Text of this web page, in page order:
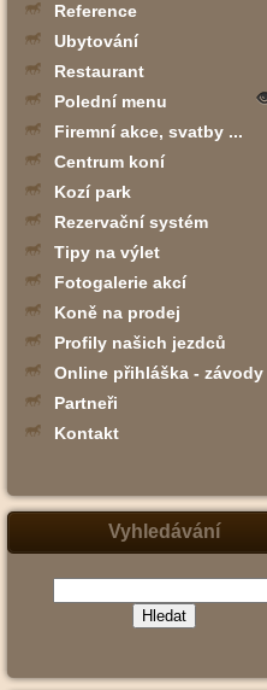
Reference
Ubytování
Restaurant
Polední menu
Firemní akce, svatby ...
Centrum koní
Kozí park
Rezervační systém
Tipy na výlet
Fotogalerie akcí
Koně na prodej
Profily našich jezdců
Online přihláška - závody
Partneři
Kontakt
Vyhledávání
jeho